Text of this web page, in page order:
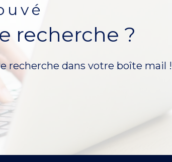
recherche ?
recherche dans votre boîte mail !